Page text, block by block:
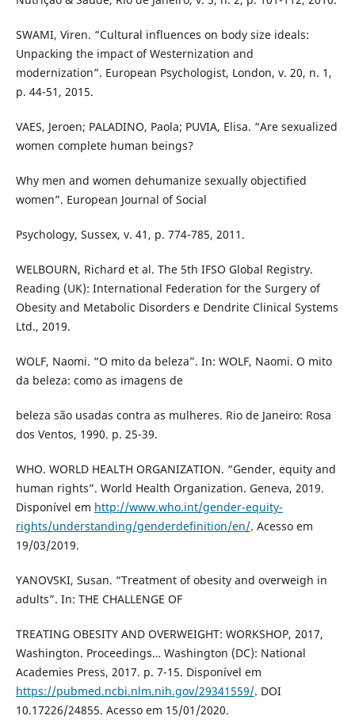
SWAMI, Viren. “Cultural influences on body size ideals:
Unpacking the impact of Westernization and
modernization”. European Psychologist, London, v. 20, n. 1,
p. 44-51, 2015.
VAES, Jeroen; PALADINO, Paola; PUVIA, Elisa. “Are sexualized
women complete human beings?
Why men and women dehumanize sexually objectified
women”. European Journal of Social
Psychology, Sussex, v. 41, p. 774-785, 2011.
WELBOURN, Richard et al. The 5th IFSO Global Registry.
Reading (UK): International Federation for the Surgery of
Obesity and Metabolic Disorders e Dendrite Clinical Systems
Ltd., 2019.
WOLF, Naomi. “O mito da beleza”. In: WOLF, Naomi. O mito
da beleza: como as imagens de
beleza são usadas contra as mulheres. Rio de Janeiro: Rosa
dos Ventos, 1990. p. 25-39.
WHO. WORLD HEALTH ORGANIZATION. “Gender, equity and
human rights”. World Health Organization. Geneva, 2019.
Disponível em http://www.who.int/gender-equity-
rights/understanding/genderdefinition/en/. Acesso em
19/03/2019.
YANOVSKI, Susan. “Treatment of obesity and overweigh in
adults”. In: THE CHALLENGE OF
TREATING OBESITY AND OVERWEIGHT: WORKSHOP, 2017,
Washington. Proceedings… Washington (DC): National
Academies Press, 2017. p. 7-15. Disponível em
https://pubmed.ncbi.nlm.nih.gov/29341559/. DOI
10.17226/24855. Acesso em 15/01/2020.